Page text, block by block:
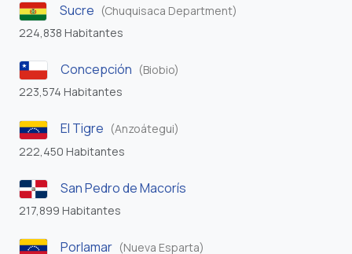
Sucre (Chuquisaca Department)
224,838 Habitantes
Concepción (Biobio)
223,574 Habitantes
El Tigre (Anzoátegui)
222,450 Habitantes
San Pedro de Macorís
217,899 Habitantes
Porlamar (Nueva Esparta)